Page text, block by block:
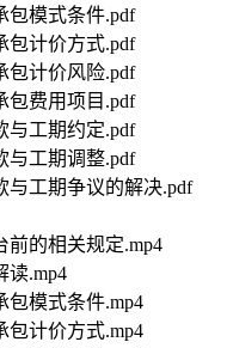
包模式条件.pdf
包计价方式.pdf
包计价风险.pdf
包费用项目.pdf
与工期约定.pdf
与工期调整.pdf
与工期争议的解决.pdf
前的相关规定.mp4
读.mp4
包模式条件.mp4
包计价方式.mp4